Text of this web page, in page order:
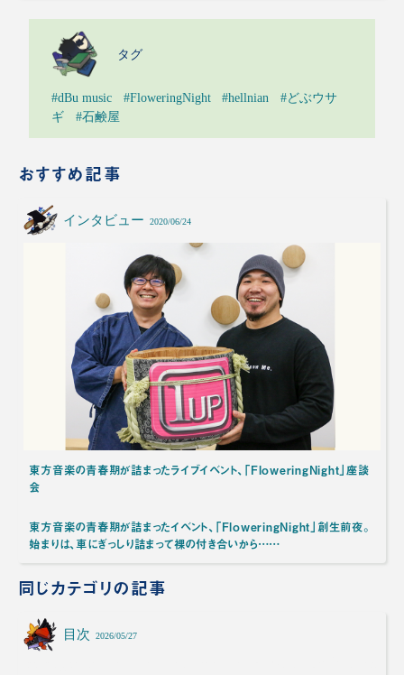
タグ
#dBu music #FloweringNight #hellnian
#どぶウサ
ギ
#石鹸屋
おすすめ記事
インタビュー 2020/06/24
東方音楽の青春期が詰まったライブイベント、「FloweringNight」座談
会
東方音楽の青春期が詰まったイベント、「FloweringNight」創生前夜。
始まりは、車にぎっしり詰まって裸の付き合いから……
同じカテゴリの記事
目次 2026/05/27